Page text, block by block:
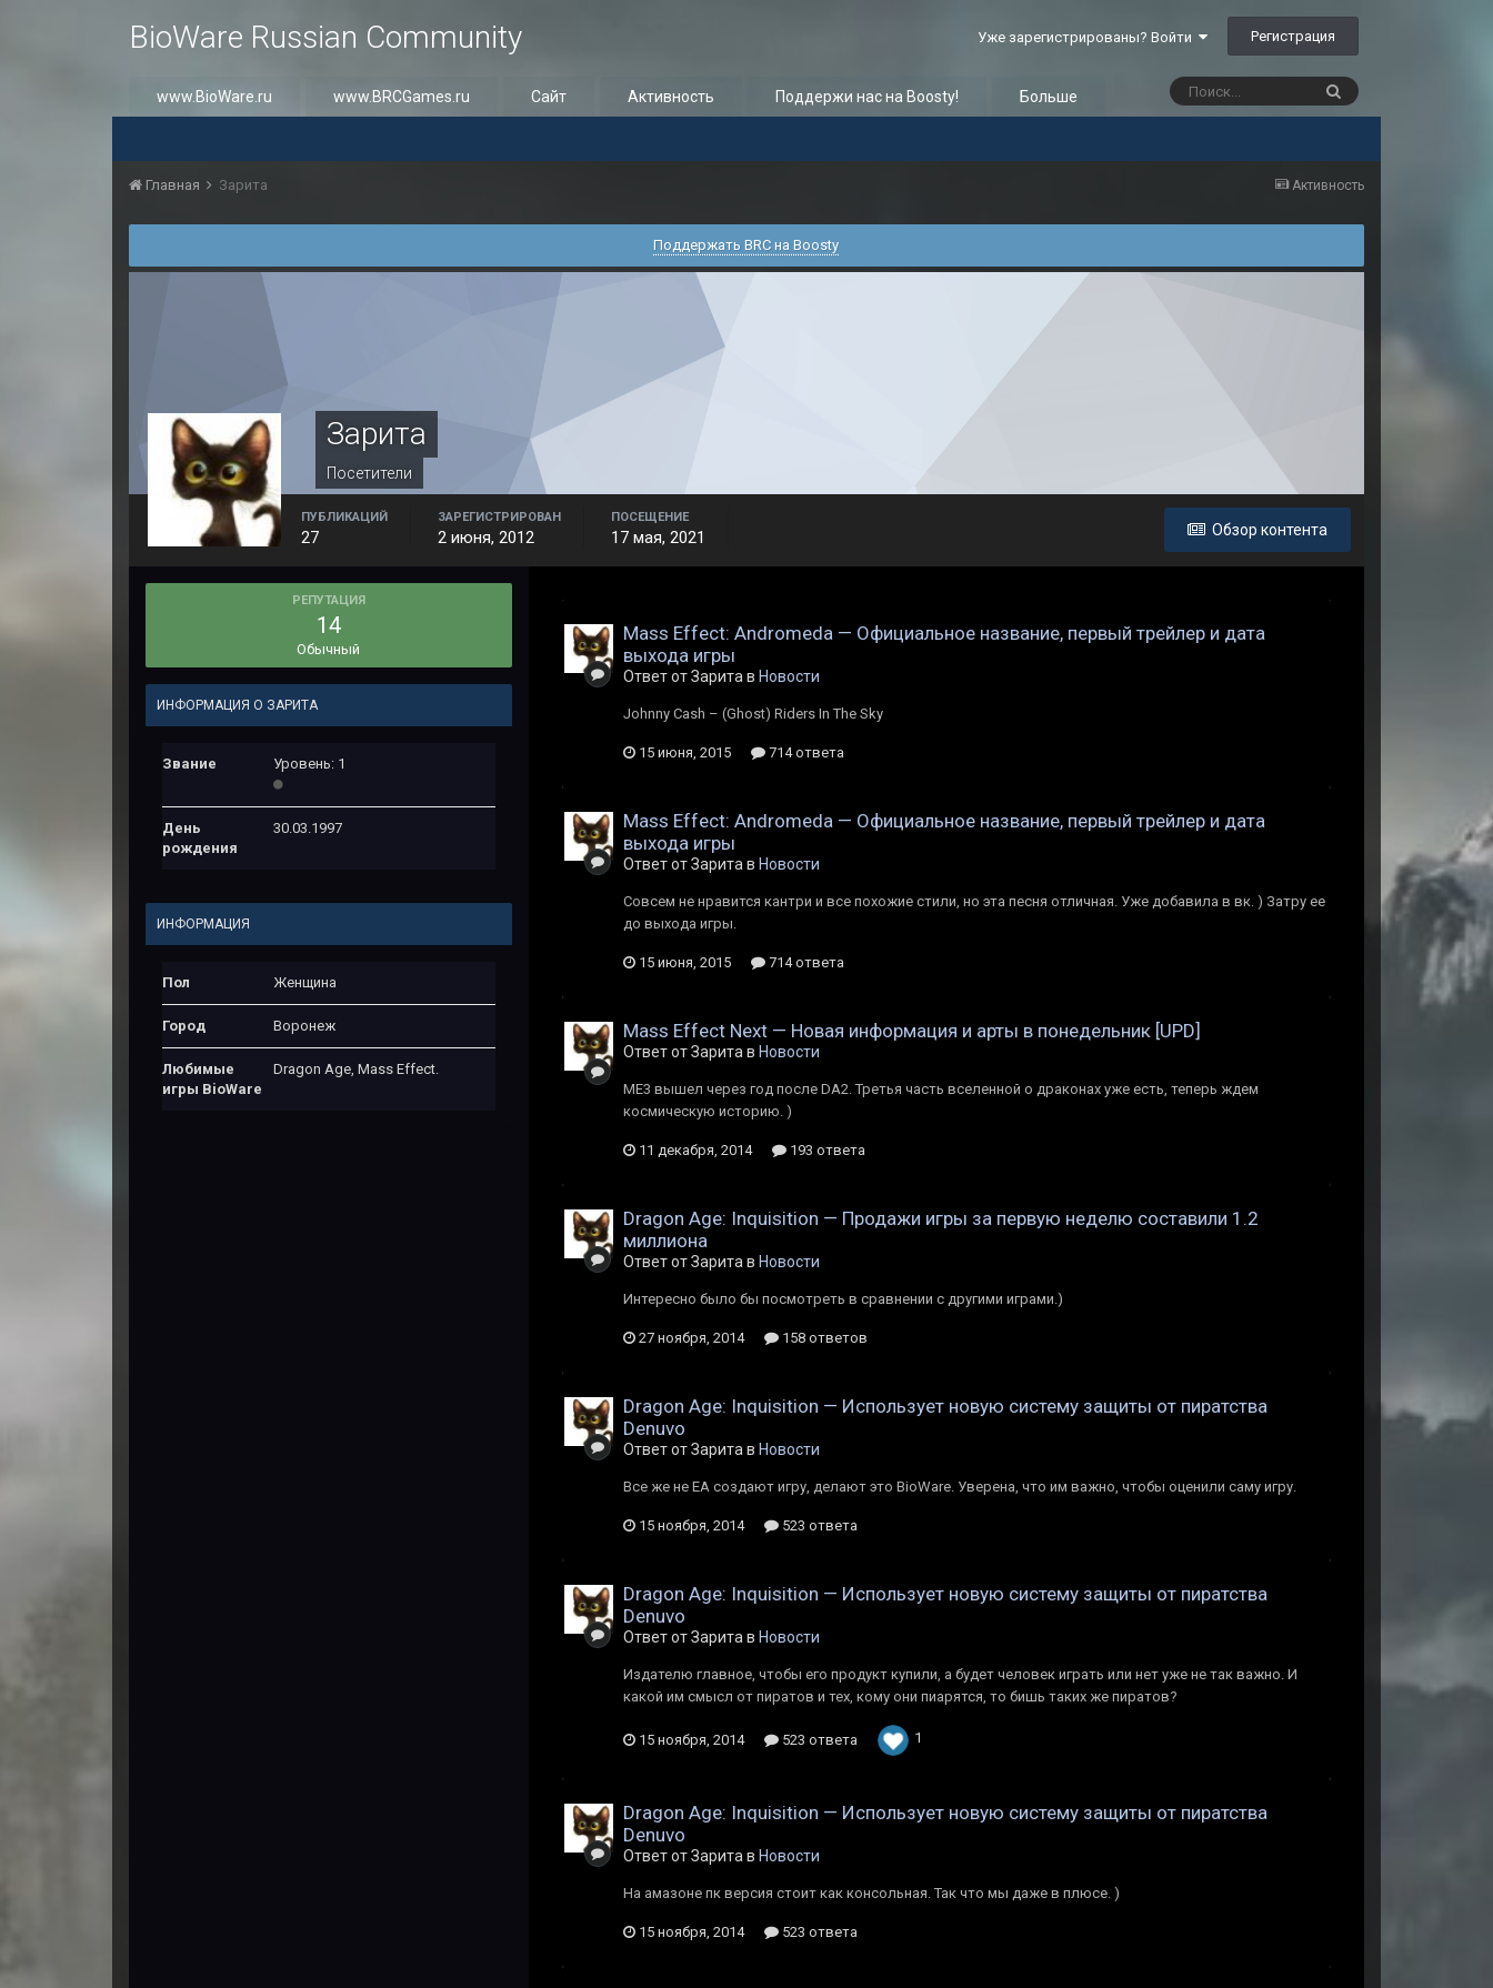
BioWare Russian Community Уже зарегистрированы? Войти Регистрация
www.BioWare.ru www.BRCGames.ru Сайт Активность Поддержи нас на Boosty! Больше
Активность
Главная Зарита
Поддержать BRC на Boosty
Зарита
Посетители
Обзор контента
ПУБЛИКАЦИЙ
27
ЗАРЕГИСТРИРОВАН
2 июня, 2012
ПОСЕЩЕНИЕ
17 мая, 2021
РЕПУТАЦИЯ
14
Обычный
ИНФОРМАЦИЯ О ЗАРИТА
Звание Уровень: 1
День
рождения
30.03.1997
ИНФОРМАЦИЯ
Пол Женщина
Город Воронеж
Любимые
игры BioWare
Dragon Age, Mass Effect.
Mass Effect: Andromeda — Официальное название, первый трейлер и дата
выхода игры
Ответ от Зарита в Новости
Johnny Cash – (Ghost) Riders In The Sky
15 июня, 2015 714 ответа
Mass Effect: Andromeda — Официальное название, первый трейлер и дата
выхода игры
Ответ от Зарита в Новости
Совсем не нравится кантри и все похожие стили, но эта песня отличная. Уже добавила в вк. ) Затру ее
до выхода игры.
15 июня, 2015 714 ответа
Mass Effect Next — Новая информация и арты в понедельник [UPD]
Ответ от Зарита в Новости
ME3 вышел через год после DA2. Третья часть вселенной о драконах уже есть, теперь ждем
космическую историю. )
11 декабря, 2014 193 ответа
Dragon Age: Inquisition — Продажи игры за первую неделю составили 1.2
миллиона
Ответ от Зарита в Новости
Интересно было бы посмотреть в сравнении с другими играми.)
27 ноября, 2014 158 ответов
Dragon Age: Inquisition — Использует новую систему защиты от пиратства
Denuvo
Ответ от Зарита в Новости
Все же не EA создают игру, делают это BioWare. Уверена, что им важно, чтобы оценили саму игру.
15 ноября, 2014 523 ответа
Dragon Age: Inquisition — Использует новую систему защиты от пиратства
Denuvo
Ответ от Зарита в Новости
Издателю главное, чтобы его продукт купили, а будет человек играть или нет уже не так важно. И
какой им смысл от пиратов и тех, кому они пиарятся, то бишь таких же пиратов?
15 ноября, 2014 523 ответа 1
Dragon Age: Inquisition — Использует новую систему защиты от пиратства
Denuvo
Ответ от Зарита в Новости
На амазоне пк версия стоит как консольная. Так что мы даже в плюсе. )
15 ноября, 2014 523 ответа